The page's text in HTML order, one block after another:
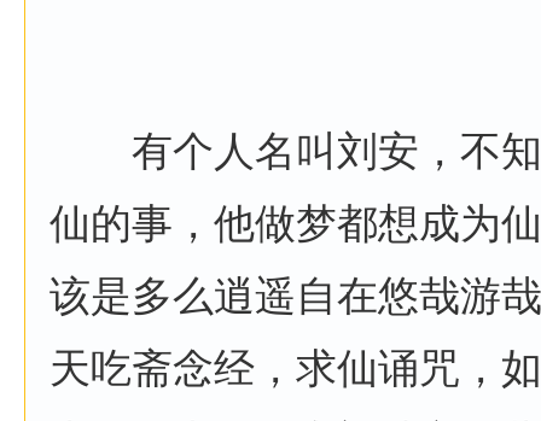
有个人名叫刘安，不知
仙的事，他做梦都想成为
该是多么逍遥自在悠哉游
天吃斋念经，求仙诵咒，